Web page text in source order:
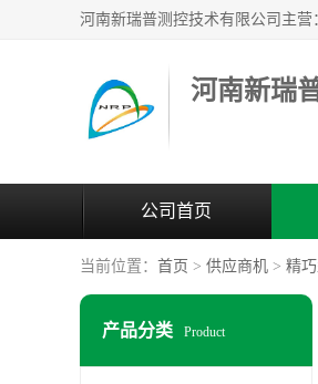
河南新瑞
公司首页
当前位置： 首页 > 供应商机 > 精
产品分类 Product